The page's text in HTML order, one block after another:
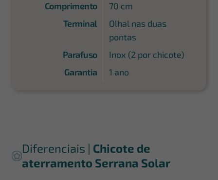
Comprimento
70 cm
Terminal
Olhal nas duas
pontas
Parafuso
Inox (2 por chicote)
Garantia
1 ano
Diferenciais | Chicote de
aterramento Serrana Solar